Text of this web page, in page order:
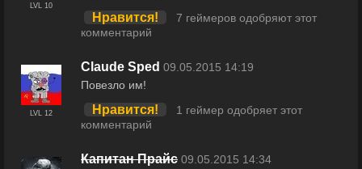
LVL 10
Нравится!
7 геймеров одобряют этот
комментарий
LVL 12
Claude Sped 09.05.2015 14:19
Повезло им!
Нравится!
1 геймер одобряет этот
комментарий
Капитан Прайс 09.05.2015 14:34